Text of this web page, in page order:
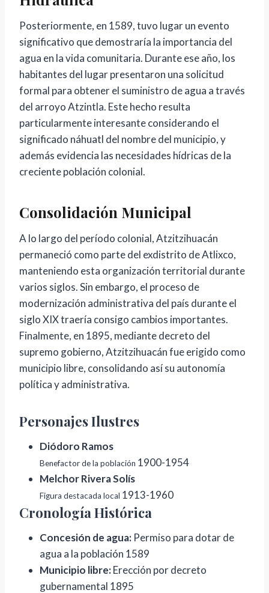
Posteriormente, en 1589, tuvo lugar un evento
significativo que demostraría la importancia del
agua en la vida comunitaria. Durante ese año, los
habitantes del lugar presentaron una solicitud
formal para obtener el suministro de agua a través
del arroyo Atzintla. Este hecho resulta
particularmente interesante considerando el
significado náhuatl del nombre del municipio, y
además evidencia las necesidades hídricas de la
creciente población colonial.
Consolidación Municipal
A lo largo del período colonial, Atzitzihuacán
permaneció como parte del exdistrito de Atlixco,
manteniendo esta organización territorial durante
varios siglos. Sin embargo, el proceso de
modernización administrativa del país durante el
siglo XIX traería consigo cambios importantes.
Finalmente, en 1895, mediante decreto del
supremo gobierno, Atzitzihuacán fue erigido como
municipio libre, consolidando así su autonomía
política y administrativa.
Personajes Ilustres
Diódoro Ramos
Benefactor de la población 1900-1954
Melchor Rivera Solís
Figura destacada local 1913-1960
Cronología Histórica
Concesión de agua: Permiso para dotar de
agua a la población 1589
Municipio libre:Erección por decreto
gubernamental 1895